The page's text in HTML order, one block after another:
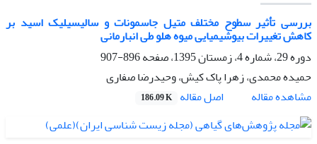
بررسی تأثیر سطوح مختلف متیل جاسمونات و سالیسیلیک اسید بر
کاهش تغییرات بیوشیمیایی میوه هلو طی انبارمانی
دوره 29، شماره 4، زمستان 1395، صفحه
896-907
حمیده محمدی، زهرا پاک کیش، وحیدرضا صفاری
مشاهده مقاله
اصل مقاله 186.09 K